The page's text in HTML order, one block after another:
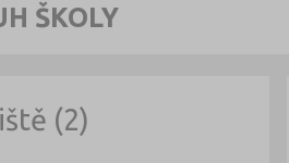
ŠKOLY
(2)